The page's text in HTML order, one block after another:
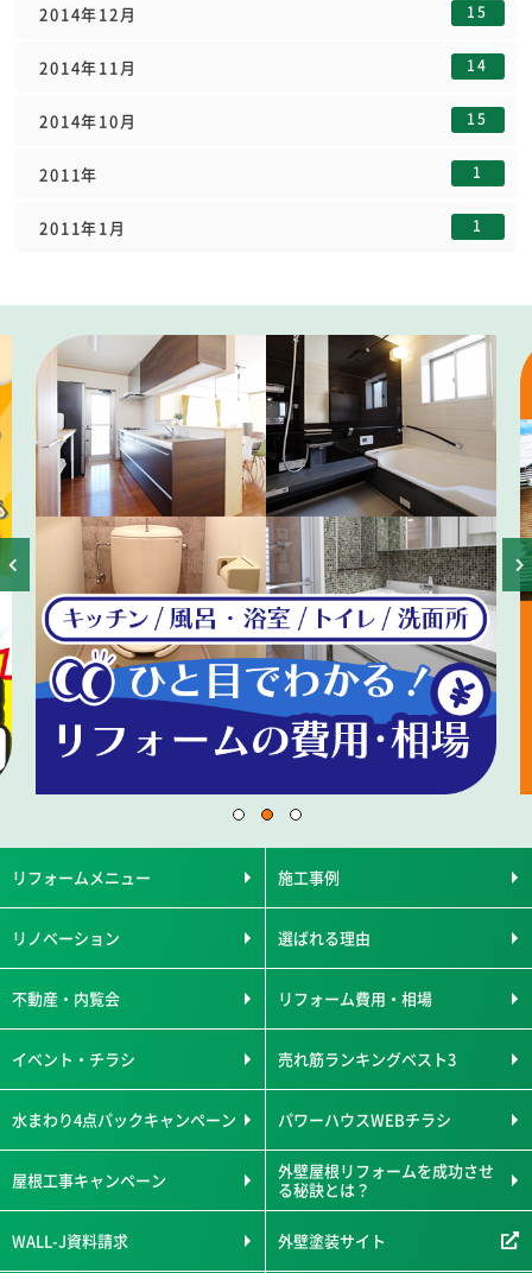
2014年12月 15
2014年11月 14
2014年10月 15
2011年 1
2011年1月 1
リフォームメニュー 施工事例
リノベーション 選ばれる理由
不動産・内覧会 リフォーム費用・相場
イベント・チラシ 売れ筋ランキングベスト3
水まわり4点パックキャンペーン パワーハウスWEBチラシ
屋根工事キャンペーン
外壁屋根リフォームを成功させ
る秘訣とは？
WALL-J資料請求 外壁塗装サイト